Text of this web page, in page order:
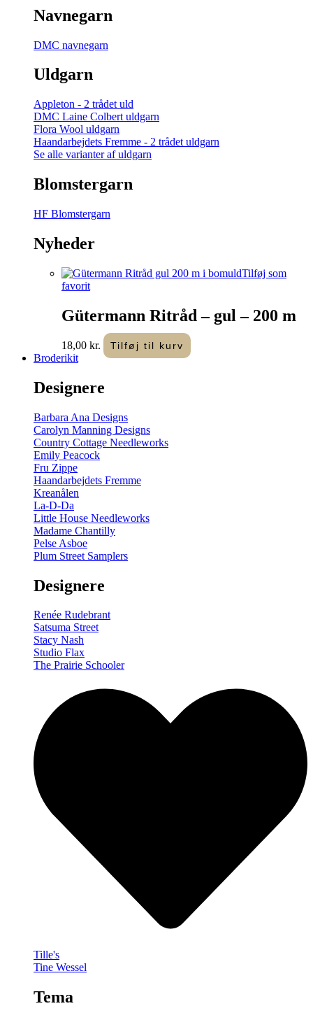
Navnegarn
DMC navnegarn
Uldgarn
Appleton - 2 trådet uld
DMC Laine Colbert uldgarn
Flora Wool uldgarn
Haandarbejdets Fremme - 2 trådet uldgarn
Se alle varianter af uldgarn
Blomstergarn
HF Blomstergarn
Nyheder
Tilføj som
favorit
Gütermann Ritråd – gul – 200 m
18,00 kr. Tilføj til kurv
Broderikit
Designere
Barbara Ana Designs
Carolyn Manning Designs
Country Cottage Needleworks
Emily Peacock
Fru Zippe
Haandarbejdets Fremme
Kreanålen
La-D-Da
Little House Needleworks
Madame Chantilly
Pelse Asboe
Plum Street Samplers
Designere
Renée Rudebrant
Satsuma Street
Stacy Nash
Studio Flax
The Prairie Schooler
Tille's
Tine Wessel
Tema